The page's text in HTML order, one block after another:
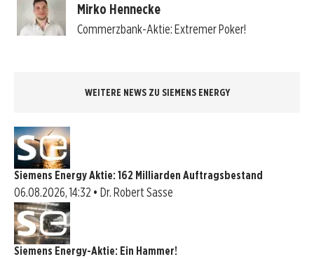
Mirko Hennecke
Commerzbank-Aktie: Extremer Poker!
WEITERE NEWS ZU SIEMENS ENERGY
Siemens Energy Aktie: 162 Milliarden Auftragsbestand
06.08.2026, 14:32 • Dr. Robert Sasse
Siemens Energy-Aktie: Ein Hammer!